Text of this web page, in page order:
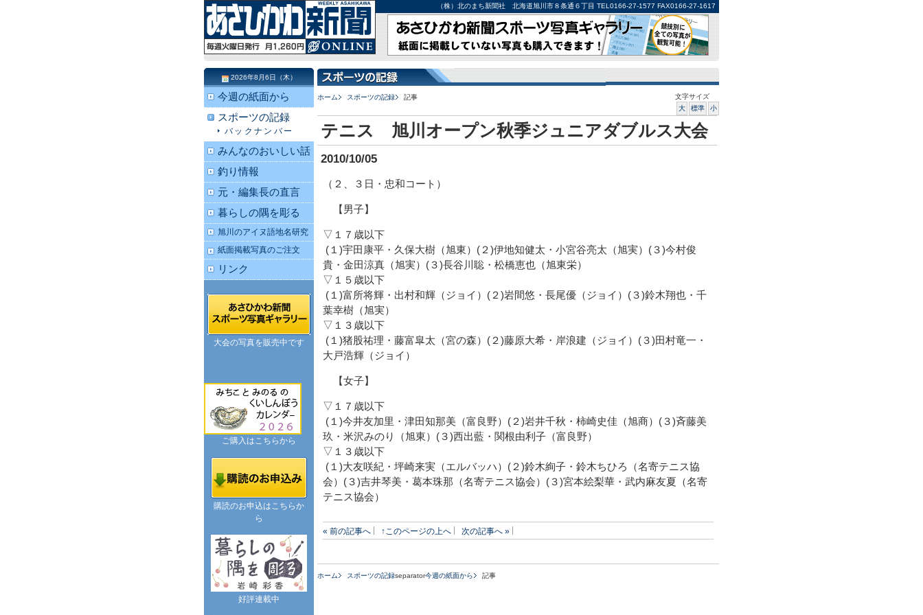
（株）北のまち新聞社 北海道旭川市８条通６丁目 TEL0166-27-1577 FAX0166-27-1617
ホーム スポーツの記録 記事
文字サイズ
大
標準 小
テニス 旭川オープン秋季ジュニアダブルス大会
2010/10/05
（２、３日・忠和コート）
【男子】
▽１７歳以下
(１)宇田康平・久保大樹（旭東）(２)伊地知健太・小宮谷亮太（旭実）(３)今村俊
貴・金田涼真（旭実）(３)長谷川聡・松橋恵也（旭東栄）
▽１５歳以下
(１)富所将輝・出村和輝（ジョイ）(２)岩間悠・長尾優（ジョイ）(３)鈴木翔也・千
葉幸樹（旭実）
▽１３歳以下
(１)猪股祐理・藤富皐太（宮の森）(２)藤原大希・岸浪建（ジョイ）(３)田村竜一・
大戸浩輝（ジョイ）
【女子】
▽１７歳以下
(１)今井友加里・津田知那美（富良野）(２)岩井千秋・柿崎史佳（旭商）(３)斉藤美
玖・米沢みのり（旭東）(３)西出藍・関根由利子（富良野）
▽１３歳以下
(１)大友咲紀・坪崎来実（エルバッハ）(２)鈴木絢子・鈴木ちひろ（名寄テニス協
会）(３)吉井琴美・葛本珠那（名寄テニス協会）(３)宮本絵梨華・武内麻友夏（名寄
テニス協会）
« 前の記事へ ↑このページの上へ 次の記事へ »
ホーム スポーツの記録separator今週の紙面から 記事
2026年8月6日（木）
今週の紙面から
スポーツの記録
バックナンバー
みんなのおいしい話
釣り情報
元・編集長の直言
暮らしの隅を彫る
旭川のアイヌ語地名研究
紙面掲載写真のご注文
リンク
大会の写真を販売中です
ご購入はこちらから
購読のお申込はこちらか
ら
好評連載中